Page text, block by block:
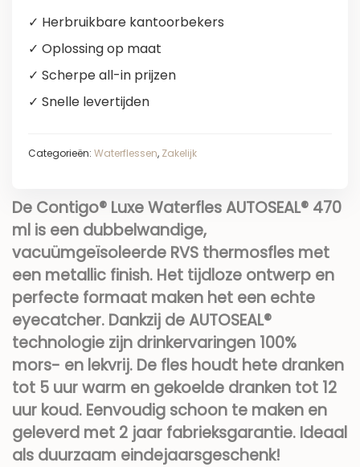
✓ Herbruikbare kantoorbekers
✓ Oplossing op maat
✓ Scherpe all-in prijzen
✓ Snelle levertijden
Categorieën: Waterflessen, Zakelijk
De Contigo® Luxe Waterfles AUTOSEAL® 470
ml is een dubbelwandige,
vacuümgeïsoleerde RVS thermosfles met
een metallic finish. Het tijdloze ontwerp en
perfecte formaat maken het een echte
eyecatcher. Dankzij de AUTOSEAL®
technologie zijn drinkervaringen 100%
mors- en lekvrij. De fles houdt hete dranken
tot 5 uur warm en gekoelde dranken tot 12
uur koud. Eenvoudig schoon te maken en
geleverd met 2 jaar fabrieksgarantie. Ideaal
als duurzaam eindejaarsgeschenk!